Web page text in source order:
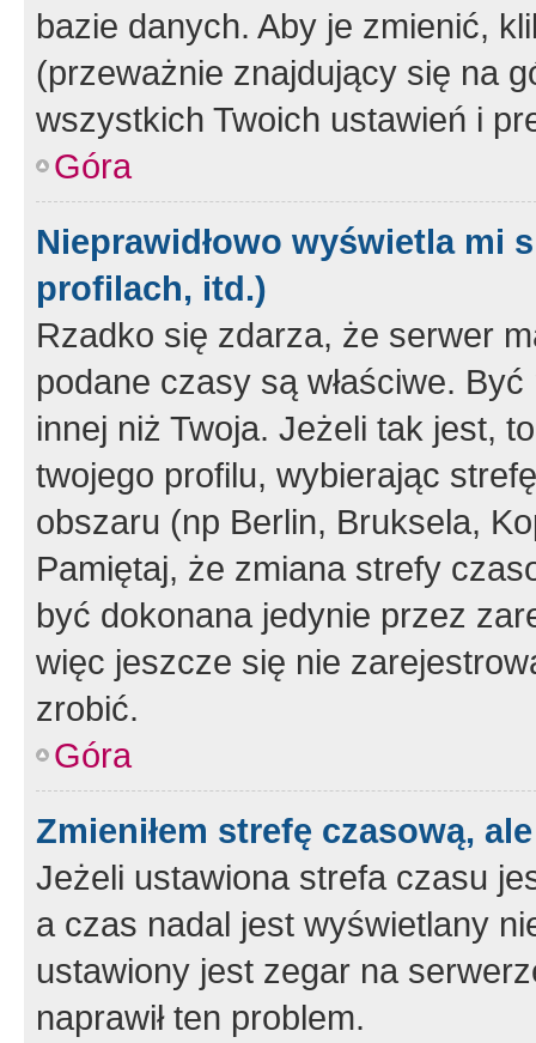
bazie danych. Aby je zmienić,
(przeważnie znajdujący się na
wszystkich Twoich ustawień i
Góra
Nieprawidłowo wyświetla mi
profilach, itd.)
Rzadko się zdarza, że serwer
podane czasy są właściwe.
innej niż Twoja. Jeżeli tak jest,
twojego profilu, wybierając
obszaru (np Berlin, Bruksela,
Pamiętaj, że zmiana strefy
być dokonana jedynie przez
więc jeszcze się nie
zrobić.
Góra
Zmieniłem strefę czasową,
Jeżeli ustawiona strefa czasu
a czas nadal jest wyświetlany
ustawiony jest zegar na
naprawił ten problem.